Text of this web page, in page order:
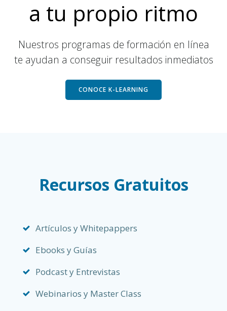
a tu propio ritmo
Nuestros programas de formación en línea
te ayudan a conseguir resultados inmediatos
CONOCE K-LEARNING
Recursos Gratuitos
Artículos y Whitepappers
Ebooks y Guías
Podcast y Entrevistas
Webinarios y Master Class